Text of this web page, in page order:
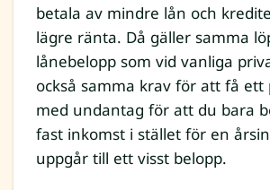
betala av mindre lån och
lägre ränta. Då gäller samma
lånebelopp som vid vanliga
också samma krav för att få ett
med undantag för att du bara
fast inkomst i stället för en
uppgår till ett visst belopp.